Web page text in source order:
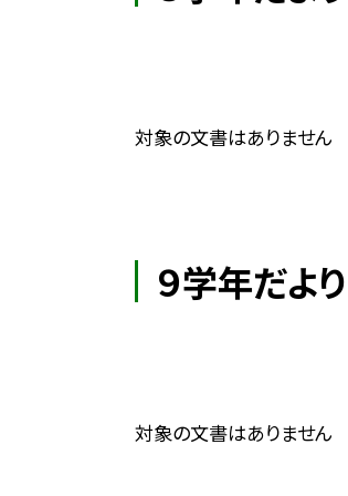
対象の文書はありません
９学年だより
対象の文書はありません